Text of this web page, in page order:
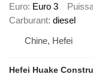
Euro Euro 3
Carburant diesel
Chine, Hefei
Hefei Huake